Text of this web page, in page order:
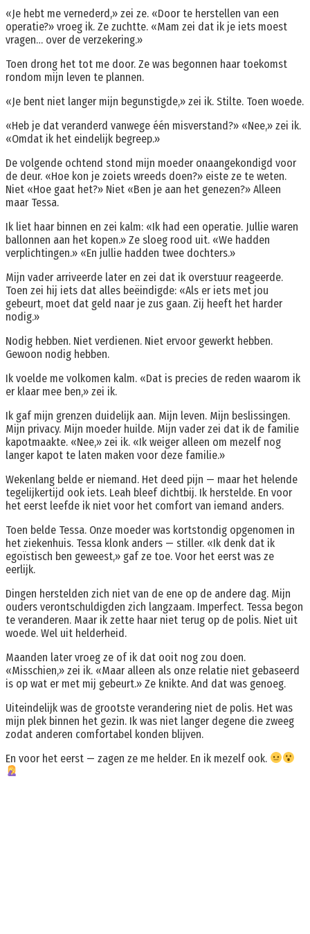
«Je hebt me vernederd,» zei ze. «Door te herstellen van een
operatie?» vroeg ik. Ze zuchtte. «Mam zei dat ik je iets moest
vragen… over de verzekering.»
Toen drong het tot me door. Ze was begonnen haar toekomst
rondom mijn leven te plannen.
«Je bent niet langer mijn begunstigde,» zei ik. Stilte. Toen woede.
«Heb je dat veranderd vanwege één misverstand?» «Nee,» zei ik.
«Omdat ik het eindelijk begreep.»
De volgende ochtend stond mijn moeder onaangekondigd voor
de deur. «Hoe kon je zoiets wreeds doen?» eiste ze te weten.
Niet «Hoe gaat het?» Niet «Ben je aan het genezen?» Alleen
maar Tessa.
Ik liet haar binnen en zei kalm: «Ik had een operatie. Jullie waren
ballonnen aan het kopen.» Ze sloeg rood uit. «We hadden
verplichtingen.» «En jullie hadden twee dochters.»
Mijn vader arriveerde later en zei dat ik overstuur reageerde.
Toen zei hij iets dat alles beëindigde: «Als er iets met jou
gebeurt, moet dat geld naar je zus gaan. Zij heeft het harder
nodig.»
Nodig hebben. Niet verdienen. Niet ervoor gewerkt hebben.
Gewoon nodig hebben.
Ik voelde me volkomen kalm. «Dat is precies de reden waarom ik
er klaar mee ben,» zei ik.
Ik gaf mijn grenzen duidelijk aan. Mijn leven. Mijn beslissingen.
Mijn privacy. Mijn moeder huilde. Mijn vader zei dat ik de familie
kapotmaakte. «Nee,» zei ik. «Ik weiger alleen om mezelf nog
langer kapot te laten maken voor deze familie.»
Wekenlang belde er niemand. Het deed pijn — maar het helende
tegelijkertijd ook iets. Leah bleef dichtbij. Ik herstelde. En voor
het eerst leefde ik niet voor het comfort van iemand anders.
Toen belde Tessa. Onze moeder was kortstondig opgenomen in
het ziekenhuis. Tessa klonk anders — stiller. «Ik denk dat ik
egoïstisch ben geweest,» gaf ze toe. Voor het eerst was ze
eerlijk.
Dingen herstelden zich niet van de ene op de andere dag. Mijn
ouders verontschuldigden zich langzaam. Imperfect. Tessa begon
te veranderen. Maar ik zette haar niet terug op de polis. Niet uit
woede. Wel uit helderheid.
Maanden later vroeg ze of ik dat ooit nog zou doen.
«Misschien,» zei ik. «Maar alleen als onze relatie niet gebaseerd
is op wat er met mij gebeurt.» Ze knikte. And dat was genoeg.
Uiteindelijk was de grootste verandering niet de polis. Het was
mijn plek binnen het gezin. Ik was niet langer degene die zweeg
zodat anderen comfortabel konden blijven.
En voor het eerst — zagen ze me helder. En ik mezelf ook.